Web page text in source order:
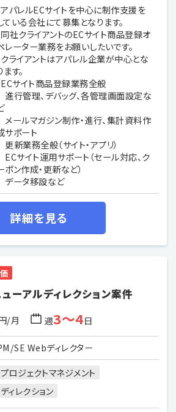
アパレルECサイトを中心に制作支援を
ている会社にて募集となります。
同社クライアントのECサイト商品登録オ
レーター業務をお願いしたいです。
クライアントはアパレル企業が中心とな
ます。
ECサイト商品登録業務全般
進行管理、デバッグ、各管理画面設定な
メールマガジン制作・進行、集計資料作
サポート
更新業務全般（サイト・アプリ）
ECサイト運用サポート（セール対応、ク
ポン作成・更新など）
データ移設など
詳細を見る
ューアルディレクション案件
/月 週3〜4日
SE Webディレクター
プロジェクトマネジメント
ディレクション